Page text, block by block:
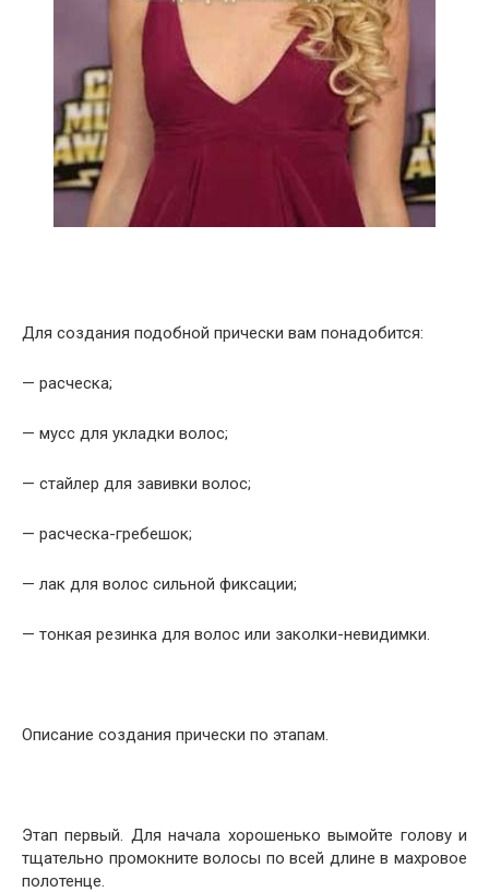
Для создания подобной прически вам понадобится:
— расческа;
— мусс для укладки волос;
— стайлер для завивки волос;
— расческа-гребешок;
— лак для волос сильной фиксации;
— тонкая резинка для волос или заколки-невидимки.
Описание создания прически по этапам.
Этап первый. Для начала хорошенько вымойте голову и
тщательно промокните волосы по всей длине в махровое
полотенце.